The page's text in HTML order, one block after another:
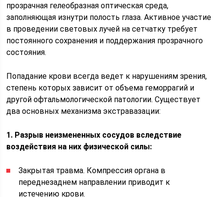
прозрачная гелеобразная оптическая среда,
заполняющая изнутри полость глаза. Активное участие
в проведении световых лучей на сетчатку требует
постоянного сохранения и поддержания прозрачного
состояния.
Попадание крови всегда ведет к нарушениям зрения,
степень которых зависит от объема геморрагий и
другой офтальмологической патологии. Существует
два основных механизма экстравазации:
1. Разрыв неизмененных сосудов вследствие
воздействия на них физической силы:
Закрытая травма. Компрессия органа в
переднезаднем направлении приводит к
истечению крови.